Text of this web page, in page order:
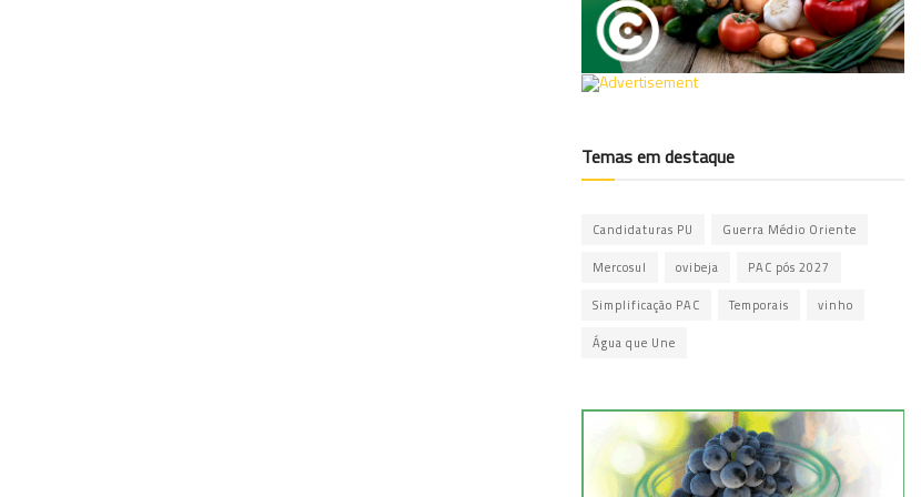
Temas em destaque
Candidaturas PU Guerra Médio Oriente
Mercosul ovibeja PAC pós 2027
Simplificação PAC Temporais vinho
Água que Une